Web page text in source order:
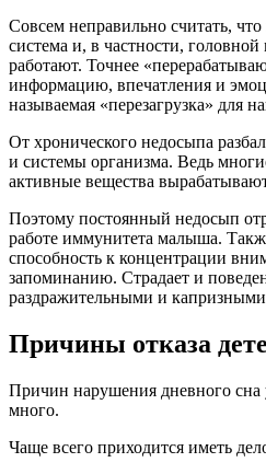
Совсем неправильно считать,
система и, в частности,
работают. Точнее
информацию, впечатления и
называемая «перезагрузка» для
От хронического недосыпа
и системы организма. Ведь
активные вещества
Поэтому постоянный недосып
работе иммунитета малыша.
способность к концентрации
запоминанию. Страдает и
раздражительными и
Причины отказа
Причин нарушения дневного сна
много.
Чаще всего приходится иметь